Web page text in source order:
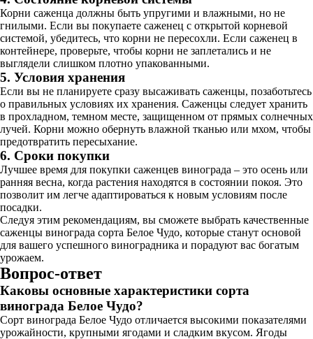
Корни саженца должны быть упругими и влажными, но не
гнилыми. Если вы покупаете саженец с открытой корневой
системой, убедитесь, что корни не пересохли. Если саженец в
контейнере, проверьте, чтобы корни не заплетались и не
выглядели слишком плотно упакованными.
5. Условия хранения
Если вы не планируете сразу высаживать саженцы, позаботьтесь
о правильных условиях их хранения. Саженцы следует хранить
в прохладном, темном месте, защищенном от прямых солнечных
лучей. Корни можно обернуть влажной тканью или мхом, чтобы
предотвратить пересыхание.
6. Сроки покупки
Лучшее время для покупки саженцев винограда – это осень или
ранняя весна, когда растения находятся в состоянии покоя. Это
позволит им легче адаптироваться к новым условиям после
посадки.
Следуя этим рекомендациям, вы сможете выбрать качественные
саженцы винограда сорта Белое Чудо, которые станут основой
для вашего успешного виноградника и порадуют вас богатым
урожаем.
Вопрос-ответ
Каковы основные характеристики сорта
винограда Белое Чудо?
Сорт винограда Белое Чудо отличается высокими показателями
урожайности, крупными ягодами и сладким вкусом. Ягоды